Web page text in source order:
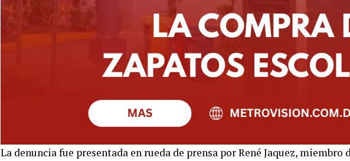
La denuncia fue presentada en rueda de prensa por René Jaquez,